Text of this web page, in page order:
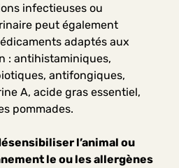
infectieuses ou
peut également
adaptés aux
: antihistaminiques,
antifongiques,
A, acide gras essentiel,
pommades.
l’animal ou
le ou les allergènes